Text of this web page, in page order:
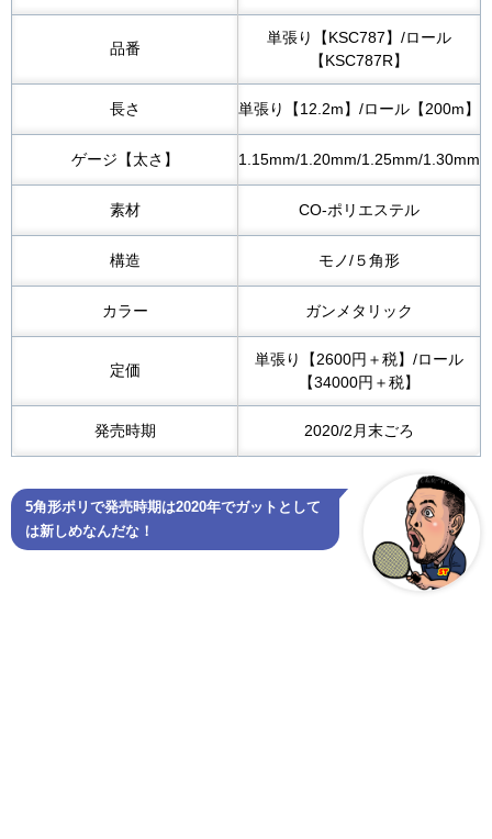
品番
単張り【KSC787】/ロール
【KSC787R】
長さ 単張り【12.2m】/ロール【200m】
ゲージ【太さ】 1.15mm/1.20mm/1.25mm/1.30mm
素材 CO-ポリエステル
構造 モノ/５角形
カラー ガンメタリック
定価
単張り【2600円＋税】/ロール
【34000円＋税】
発売時期 2020/2月末ごろ
5角形ポリで発売時期は2020年でガットとして
は新しめなんだな！